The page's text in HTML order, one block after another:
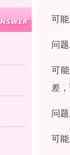
可
问
可
差
问
可